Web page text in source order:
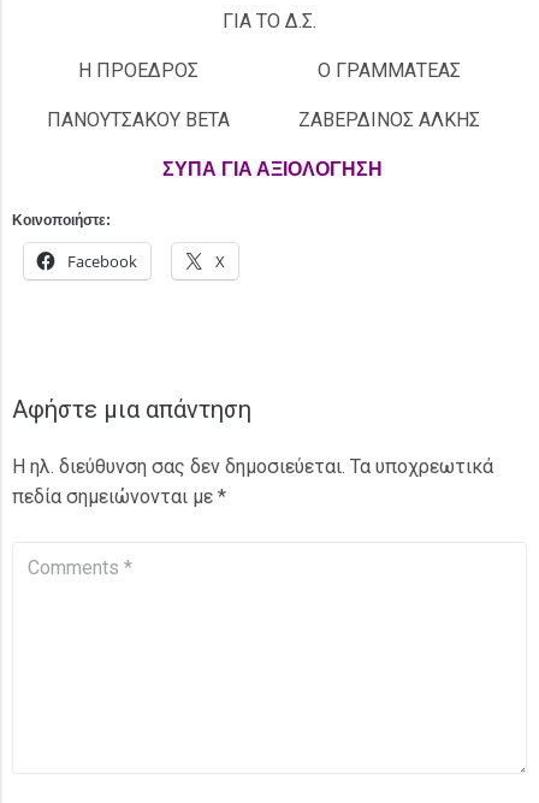
ΓΙΑ ΤΟ Δ.Σ.
Η ΠΡΟΕΔΡΟΣ
ΠΑΝΟΥΤΣΑΚΟΥ ΒΕΤΑ
Ο ΓΡΑΜΜΑΤΕΑΣ
ΖΑΒΕΡΔΙΝΟΣ ΑΛΚΗΣ
ΣΥΠΑ ΓΙΑ ΑΞΙΟΛΟΓΗΣΗ
Κοινοποιήστε:
Facebook X
Αφήστε μια απάντηση
Η ηλ. διεύθυνση σας δεν δημοσιεύεται. Τα υποχρεωτικά
πεδία σημειώνονται με *